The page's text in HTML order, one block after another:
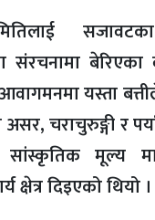
संरचनामा बेरिएका
यस्ता
चराचुरुङ्गी र
सांस्कृतिक मूल्य
क्षेत्र दिइएको थियो ।